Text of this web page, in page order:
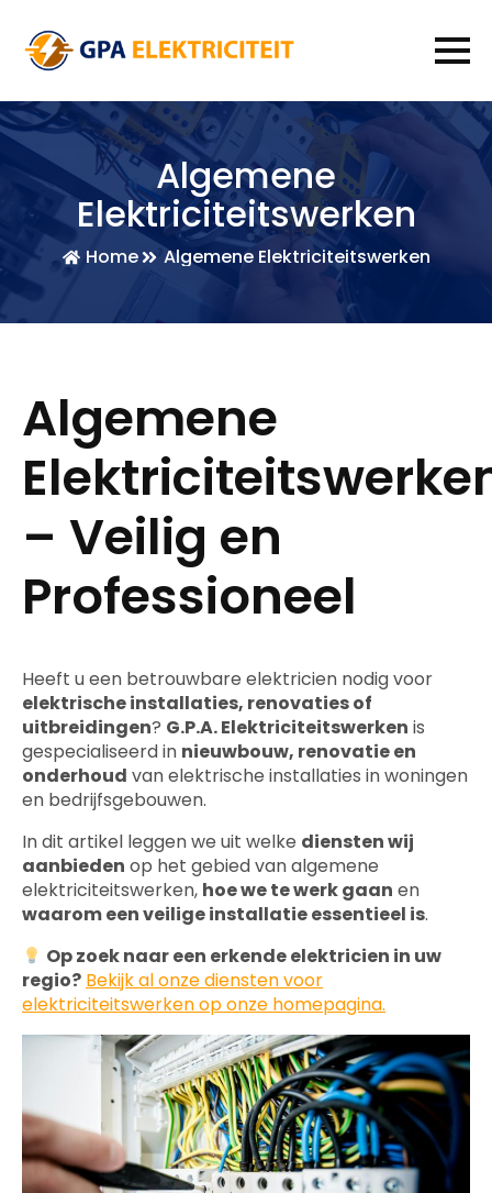
Algemene
Elektriciteitswerken
Home Algemene Elektriciteitswerken
Algemene
– Veilig en
Professioneel
Heeft u een betrouwbare elektricien nodig voor
elektrische installaties, renovaties of
uitbreidingen? G.P.A. Elektriciteitswerken is
gespecialiseerd in nieuwbouw, renovatie en
onderhoud van elektrische installaties in woningen
en bedrijfsgebouwen.
In dit artikel leggen we uit welke diensten wij
aanbieden op het gebied van algemene
elektriciteitswerken, hoe we te werk gaan en
waarom een veilige installatie essentieel is.
Op zoek naar een erkende elektricien in uw
regio? Bekijk al onze diensten voor
elektriciteitswerken op onze homepagina.